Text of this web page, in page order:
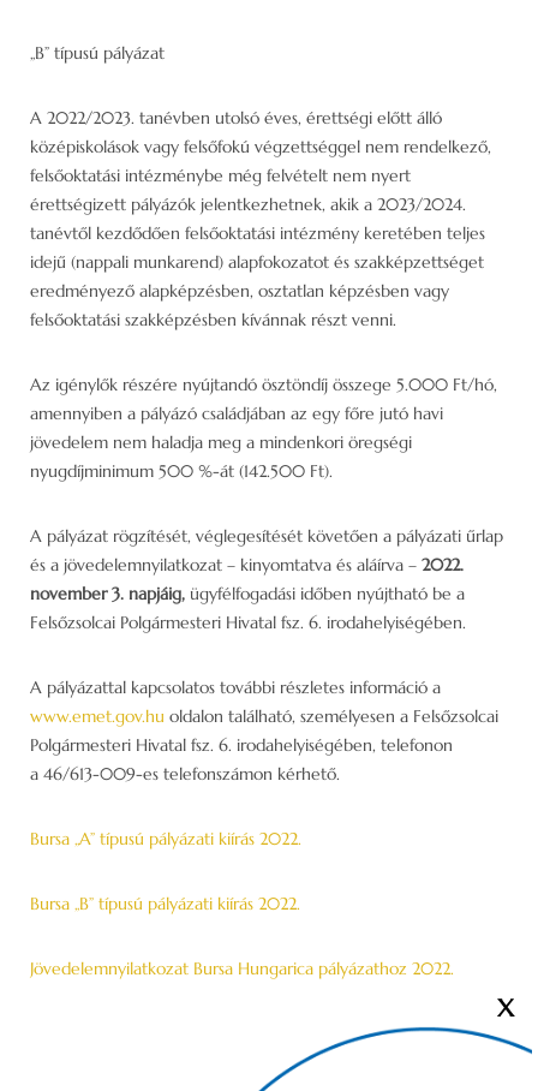
„B” típusú pályázat
A 2022/2023. tanévben utolsó éves, érettségi előtt álló
középiskolások vagy felsőfokú végzettséggel nem rendelkező,
felsőoktatási intézménybe még felvételt nem nyert
érettségizett pályázók jelentkezhetnek, akik a 2023/2024.
tanévtől kezdődően felsőoktatási intézmény keretében teljes
idejű (nappali munkarend) alapfokozatot és szakképzettséget
eredményező alapképzésben, osztatlan képzésben vagy
felsőoktatási szakképzésben kívánnak részt venni.
Az igénylők részére nyújtandó ösztöndíj összege 5.000 Ft/hó,
amennyiben a pályázó családjában az egy főre jutó havi
jövedelem nem haladja meg a mindenkori öregségi
nyugdíjminimum 500 %-át (142.500 Ft).
A pályázat rögzítését, véglegesítését követően a pályázati űrlap
és a jövedelemnyilatkozat – kinyomtatva és aláírva – 2022.
november 3. napjáig, ügyfélfogadási időben nyújtható be a
Felsőzsolcai Polgármesteri Hivatal fsz. 6. irodahelyiségében.
A pályázattal kapcsolatos további részletes információ a
www.emet.gov.hu oldalon található, személyesen a Felsőzsolcai
Polgármesteri Hivatal fsz. 6. irodahelyiségében, telefonon
a 46/613-009-es telefonszámon kérhető.
Bursa „A” típusú pályázati kiírás 2022.
Bursa „B” típusú pályázati kiírás 2022.
Jövedelemnyilatkozat Bursa Hungarica pályázathoz 2022.
X